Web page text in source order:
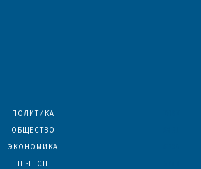
ПОЛИТИКА
ОБЩЕСТВО
ЭКОНОМИКА
HI-TECH